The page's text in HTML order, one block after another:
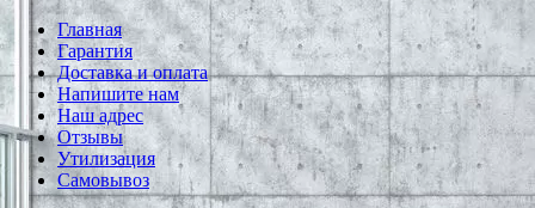
Главная
Гарантия
Доставка и оплата
Напишите нам
Наш адрес
Отзывы
Утилизация
Самовывоз